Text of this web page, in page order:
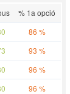
% 1a opció
86 %
93 %
96 %
96 %